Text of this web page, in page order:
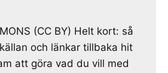
(CC BY) Helt kort: så
och länkar tillbaka hit
att göra vad du vill med